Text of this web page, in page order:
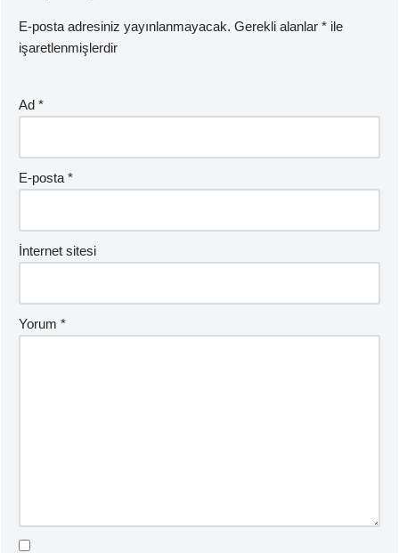
E-posta adresiniz yayınlanmayacak. Gerekli alanlar * ile
işaretlenmişlerdir
Ad *
E-posta *
İnternet sitesi
Yorum *